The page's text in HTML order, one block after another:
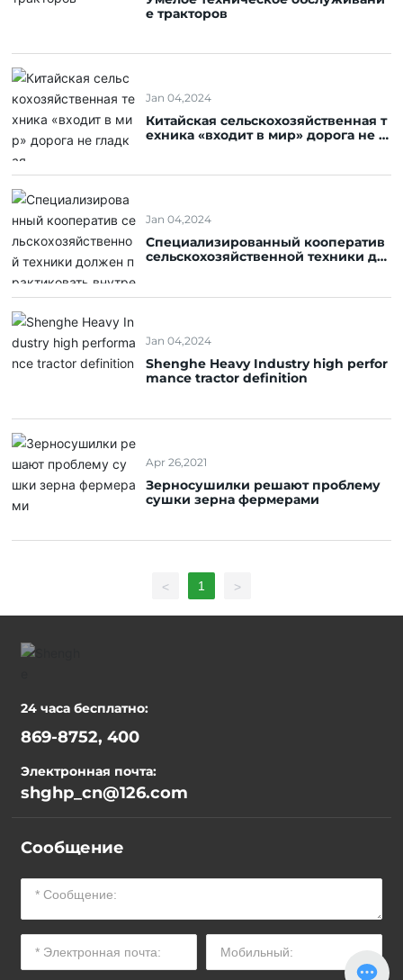
е тракторов
Jan 04,2024
Китайская сельскохозяйственная т
ехника «входит в мир» дорога не г
Jan 04,2024
Специализированный кооператив
сельскохозяйственной техники до
ы
Jan 04,2024
Shenghe Heavy Industry high perfor
mance tractor definition
Apr 26,2021
Зерносушилки решают проблему
сушки зерна фермерами
< 1 >
24 часа бесплатно:
869-8752, 400
Электронная почта:
shghp_cn@126.com
Сообщение